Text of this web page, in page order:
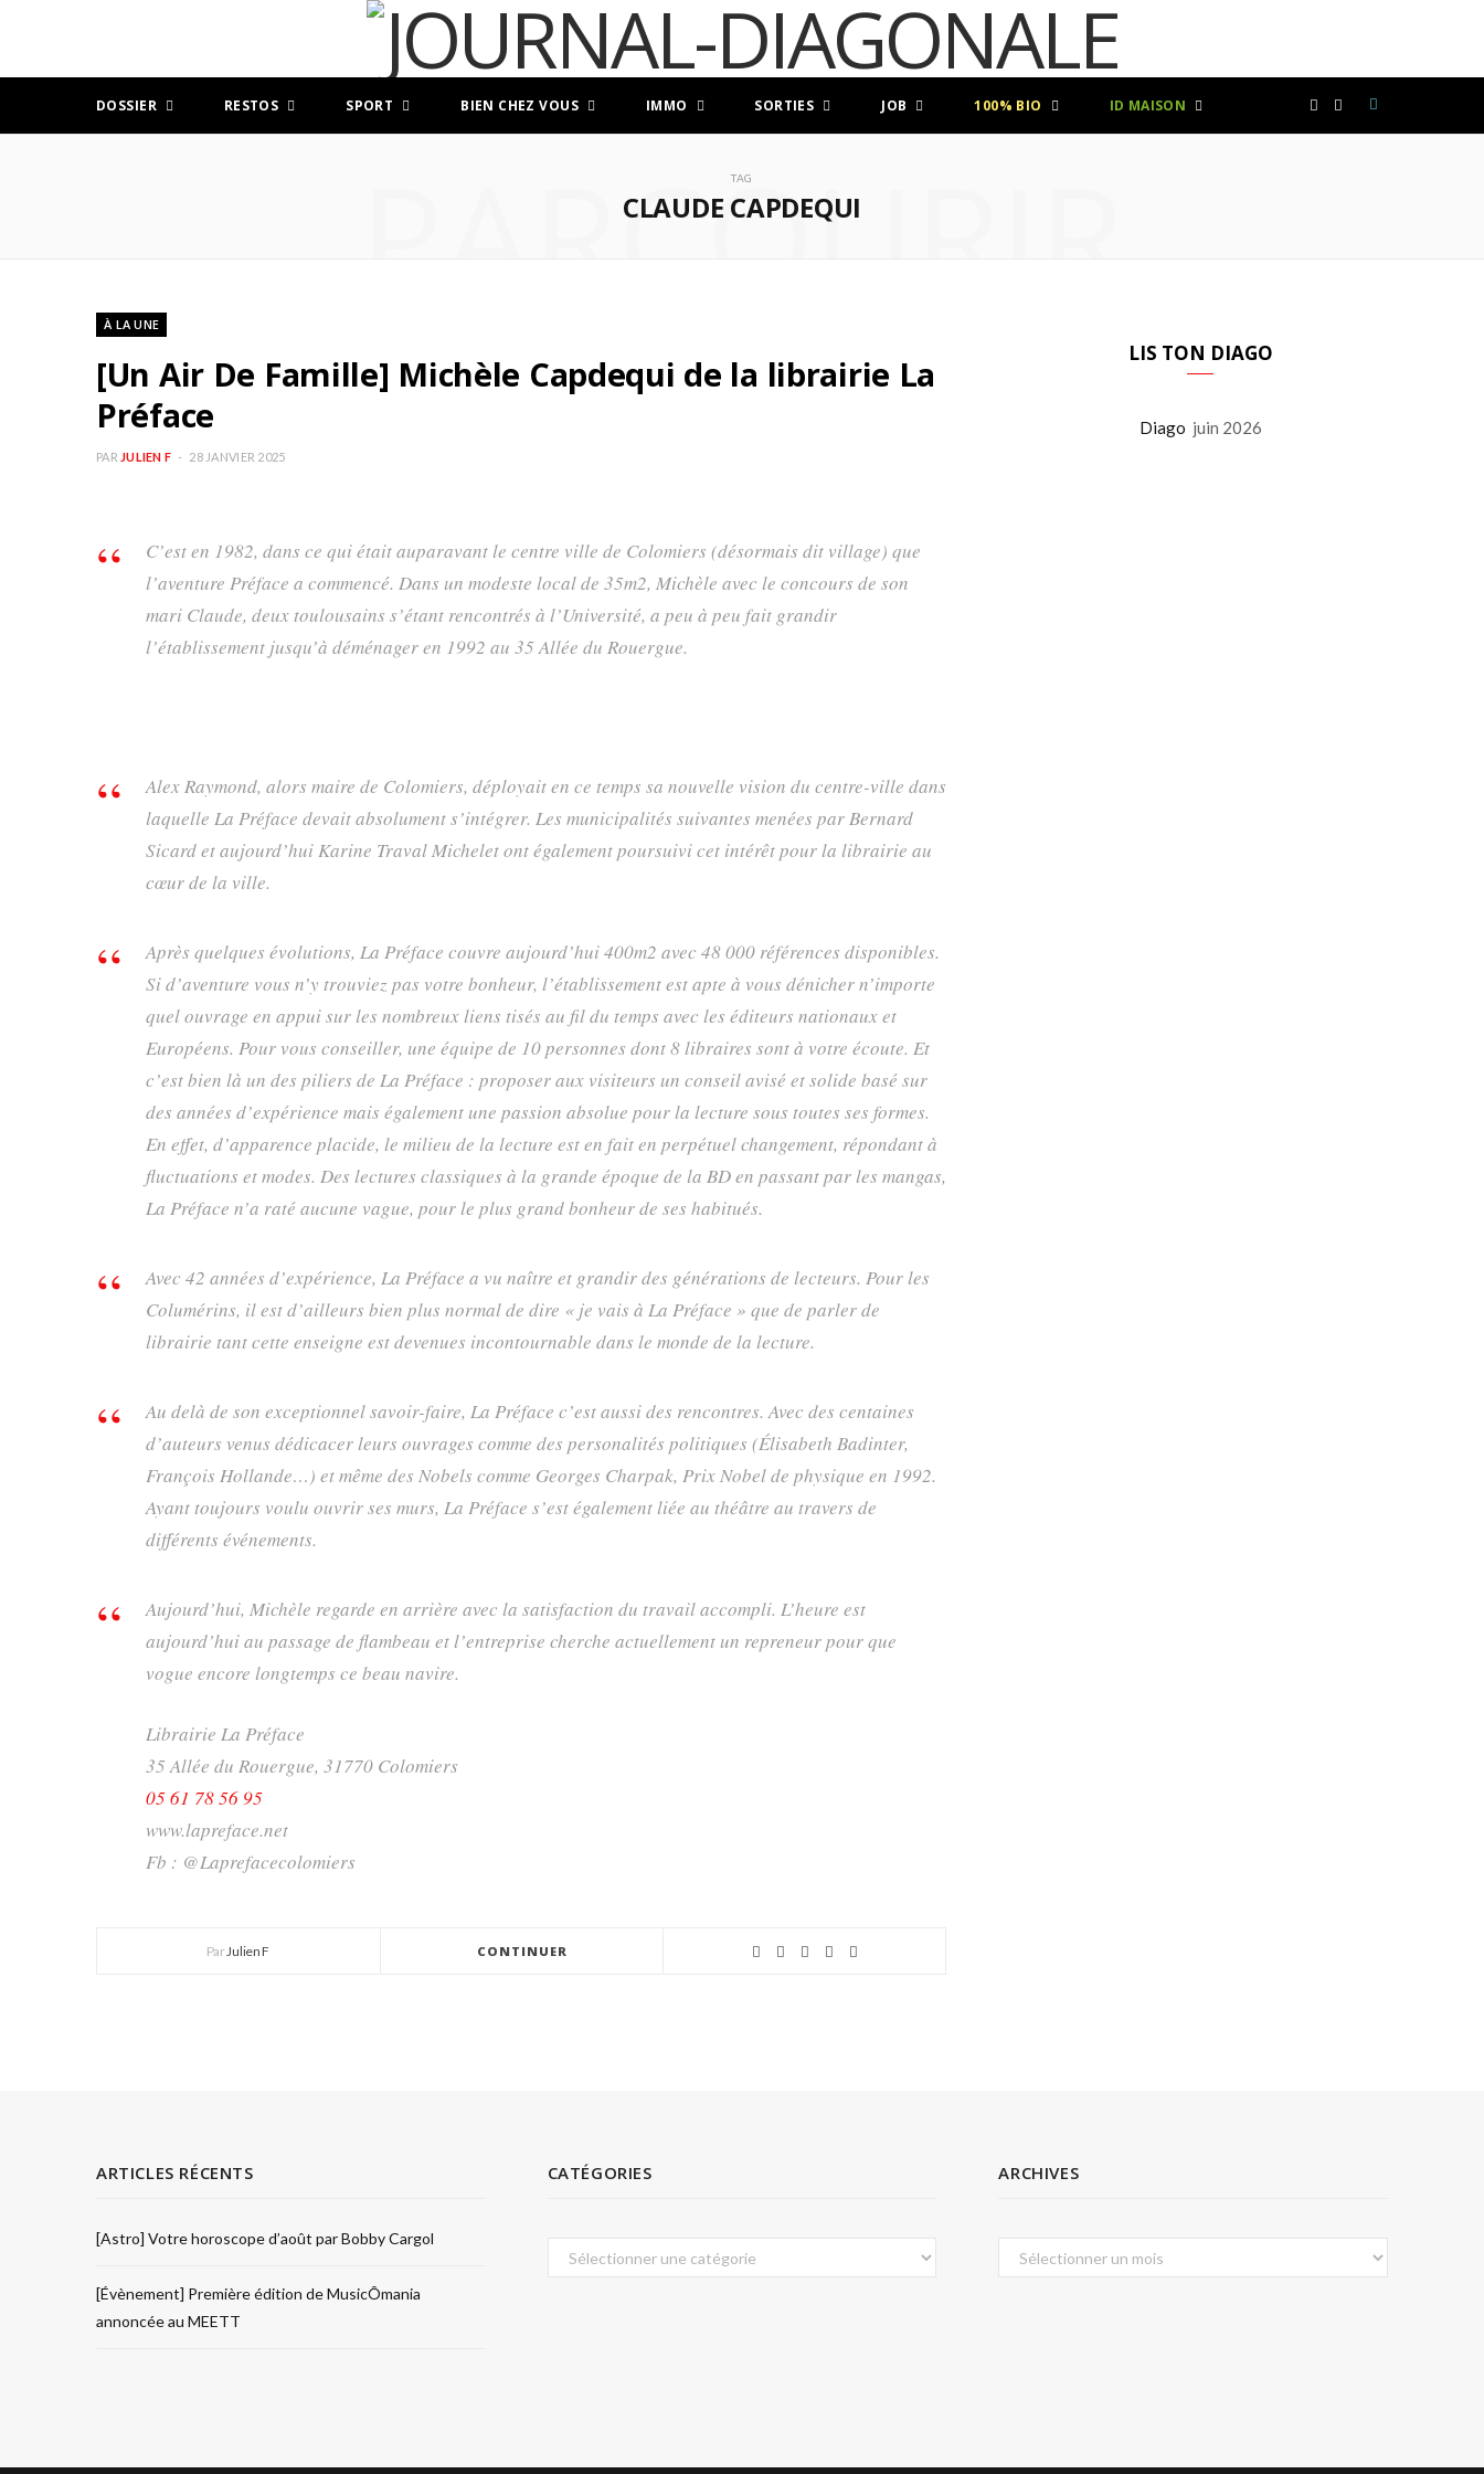
DOSSIER RESTOS SPORT BIEN CHEZ VOUS IMMO SORTIES JOB 100% BIO ID MAISON
TAG
CLAUDE CAPDEQUI
PARCOURIR
À LA UNE
[Un Air De Famille] Michèle Capdequi de la librairie La
Préface
PAR JULIEN F 28 JANVIER 2025
C’est en 1982, dans ce qui était auparavant le centre ville de Colomiers (désormais dit village) que
l’aventure Préface a commencé. Dans un modeste local de 35m2, Michèle avec le concours de son
mari Claude, deux toulousains s’étant rencontrés à l’Université, a peu à peu fait grandir
l’établissement jusqu’à déménager en 1992 au 35 Allée du Rouergue.
Alex Raymond, alors maire de Colomiers, déployait en ce temps sa nouvelle vision du centre-ville dans
laquelle La Préface devait absolument s’intégrer. Les municipalités suivantes menées par Bernard
Sicard et aujourd’hui Karine Traval Michelet ont également poursuivi cet intérêt pour la librairie au
cœur de la ville.
Après quelques évolutions, La Préface couvre aujourd’hui 400m2 avec 48 000 références disponibles.
Si d’aventure vous n’y trouviez pas votre bonheur, l’établissement est apte à vous dénicher n’importe
quel ouvrage en appui sur les nombreux liens tisés au fil du temps avec les éditeurs nationaux et
Européens. Pour vous conseiller, une équipe de 10 personnes dont 8 libraires sont à votre écoute. Et
c’est bien là un des piliers de La Préface : proposer aux visiteurs un conseil avisé et solide basé sur
des années d’expérience mais également une passion absolue pour la lecture sous toutes ses formes.
En effet, d’apparence placide, le milieu de la lecture est en fait en perpétuel changement, répondant à
fluctuations et modes. Des lectures classiques à la grande époque de la BD en passant par les mangas,
La Préface n’a raté aucune vague, pour le plus grand bonheur de ses habitués.
Avec 42 années d’expérience, La Préface a vu naître et grandir des générations de lecteurs. Pour les
Columérins, il est d’ailleurs bien plus normal de dire « je vais à La Préface » que de parler de
librairie tant cette enseigne est devenues incontournable dans le monde de la lecture.
Au delà de son exceptionnel savoir-faire, La Préface c’est aussi des rencontres. Avec des centaines
d’auteurs venus dédicacer leurs ouvrages comme des personalités politiques (Élisabeth Badinter,
François Hollande…) et même des Nobels comme Georges Charpak, Prix Nobel de physique en 1992.
Ayant toujours voulu ouvrir ses murs, La Préface s’est également liée au théâtre au travers de
différents événements.
Aujourd’hui, Michèle regarde en arrière avec la satisfaction du travail accompli. L’heure est
aujourd’hui au passage de flambeau et l’entreprise cherche actuellement un repreneur pour que
vogue encore longtemps ce beau navire.
Librairie La Préface
35 Allée du Rouergue, 31770 Colomiers
05 61 78 56 95
www.lapreface.net
Fb : @Laprefacecolomiers
ParJulien F CONTINUER
LIS TON DIAGO
Diago juin 2026
ARTICLES RÉCENTS
[Astro] Votre horoscope d’août par Bobby Cargol
[Évènement] Première édition de MusicÔmania
annoncée au MEETT
CATÉGORIES
Catégories
ARCHIVES
Archives